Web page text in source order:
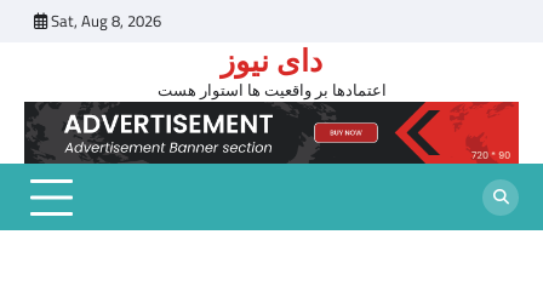
Sat, Aug 8, 2026
دای نیوز
اعتمادها بر واقعیت ها استوار هست